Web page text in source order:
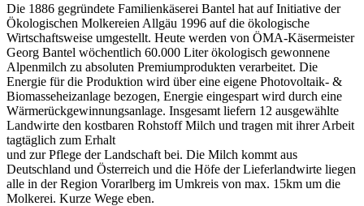
Die 1886 gegründete Familienkäserei Bantel hat auf Initiative der
Ökologischen Molkereien Allgäu 1996 auf die ökologische
Wirtschaftsweise umgestellt. Heute werden von ÖMA-Käsermeister
Georg Bantel wöchentlich 60.000 Liter ökologisch gewonnene
Alpenmilch zu absoluten Premiumprodukten verarbeitet. Die
Energie für die Produktion wird über eine eigene Photovoltaik- &
Biomasseheizanlage bezogen, Energie eingespart wird durch eine
Wärmerückgewinnungsanlage. Insgesamt liefern 12 ausgewählte
Landwirte den kostbaren Rohstoff Milch und tragen mit ihrer Arbeit
tagtäglich zum Erhalt
und zur Pflege der Landschaft bei. Die Milch kommt aus
Deutschland und Österreich und die Höfe der Lieferlandwirte liegen
alle in der Region Vorarlberg im Umkreis von max. 15km um die
Molkerei. Kurze Wege eben.